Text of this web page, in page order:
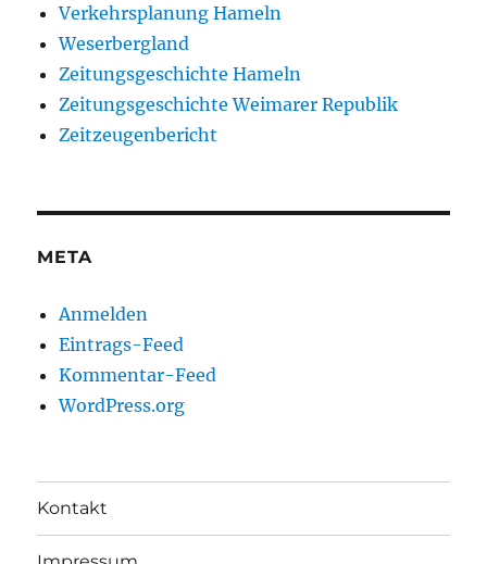
Verkehrsplanung Hameln
Weserbergland
Zeitungsgeschichte Hameln
Zeitungsgeschichte Weimarer Republik
Zeitzeugenbericht
META
Anmelden
Eintrags-Feed
Kommentar-Feed
WordPress.org
Kontakt